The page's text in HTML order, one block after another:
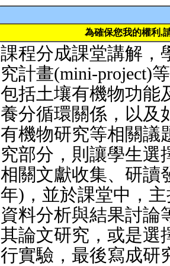
為確保您我的權利,
課程分成課堂講解，
究計畫(mini-project)
包括土壤有機物功能
養分循環關係，以及
有機物研究等相關議
究部分，則讓學生選
相關文獻收集、研讀
年)，並於課堂中，
資料分析與結果討論
其論文研究，或是選
行實驗，最後寫成研